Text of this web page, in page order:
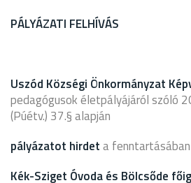
PÁLYÁZATI FELHÍVÁS
Uszód Községi Önkormányzat
pedagógusok életpályájáról szóló
(Púétv.) 37.§ alapján
pályázatot hirdeta
Kék-Sziget Óvoda és Bölcsőde